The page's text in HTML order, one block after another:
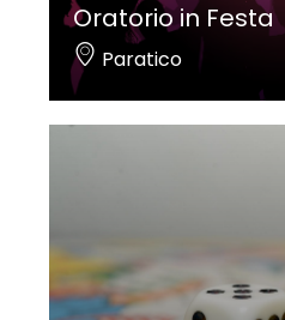
Oratorio in Festa
Paratico